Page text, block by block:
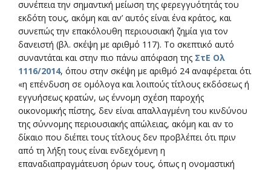
συνέπεια την σημαντική μείωση της φερεγγυότητάς του
εκδότη τους, ακόμη και αν’ αυτός είναι ένα κράτος, και
συνεπώς την επακόλουθη περιουσιακή ζημία για τον
δανειστή (βλ. σκέψη με αριθμό 117). Το σκεπτικό αυτό
συναντάται και στην πιο πάνω απόφαση της ΣτΕ Ολ
1116/2014, όπου στην σκέψη με αριθμό 24 αναφέρεται ότι
«η επένδυση σε ομόλογα και λοιπούς τίτλους εκδόσεως ή
εγγυήσεως κρατών, ως έννομη σχέση παροχής
οικονομικής πίστης, δεν είναι απαλλαγμένη του κινδύνου
της σύννομης περιουσιακής απώλειας, ακόμη και αν το
δίκαιο που διέπει τους τίτλους δεν προβλέπει ότι πριν
από τη λήξη τους είναι ενδεχόμενη η
επαναδιαπραγμάτευση όρων τους, όπως η ονομαστική